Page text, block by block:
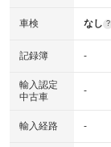
車検 なし ?
記録簿 -
輸入認定
中古車
-
輸入経路 -